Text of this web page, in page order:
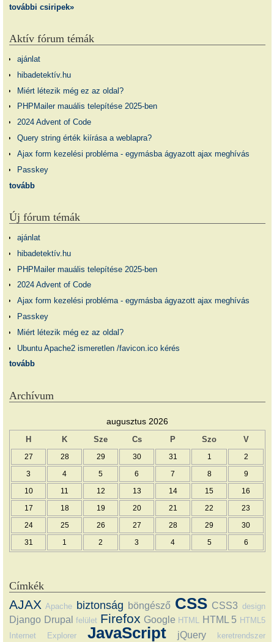
további csiripek»
Aktív fórum témák
ajánlat
hibadetektív.hu
Miért létezik még ez az oldal?
PHPMailer mauális telepítése 2025-ben
2024 Advent of Code
Query string érték kiírása a weblapra?
Ajax form kezelési probléma - egymásba ágyazott ajax meghívás
Passkey
tovább
Új fórum témák
ajánlat
hibadetektív.hu
PHPMailer mauális telepítése 2025-ben
2024 Advent of Code
Ajax form kezelési probléma - egymásba ágyazott ajax meghívás
Passkey
Miért létezik még ez az oldal?
Ubuntu Apache2 ismeretlen /favicon.ico kérés
tovább
Archívum
augusztus 2026
H K Sze Cs P Szo V
27 28 29 30 31 1 2
3 4 5 6 7 8 9
10 11 12 13 14 15 16
17 18 19 20 21 22 23
24 25 26 27 28 29 30
31 1 2 3 4 5 6
Címkék
AJAX Apache biztonság böngésző CSS CSS3 design
Django Drupal felület Firefox Google HTML HTML 5 HTML5
Internet Explorer
JavaScript jQuery keretrendszer